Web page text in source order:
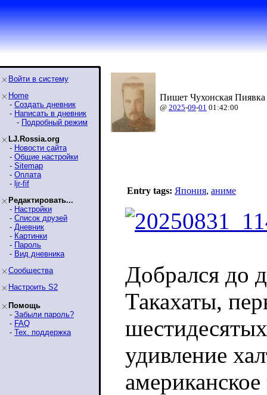
Войти в систему
Home
- Создать дневник
- Написать в дневник
- Подробный режим
LJ.Rossia.org
- Новости сайта
- Общие настройки
- Sitemap
- Оплата
- ljr-fif
Редактировать...
- Настройки
- Список друзей
- Дневник
- Картинки
- Пароль
- Вид дневника
Сообщества
Настроить S2
Помощь
- Забыли пароль?
- FAQ
- Тех. поддержка
Пишет Чухонская Пиявка
@ 2025-09-01 01:42:00
Entry tags: Япония, аниме
Добрался до
Такахаты,
удивление